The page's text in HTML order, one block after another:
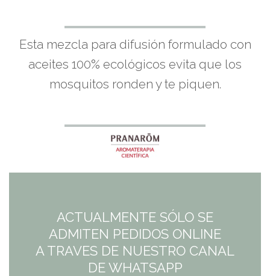
Esta mezcla para difusión formulado con
aceites 100% ecológicos evita que los
mosquitos ronden y te piquen.
ACTUALMENTE SÓLO SE
ADMITEN PEDIDOS ONLINE
A TRAVES DE NUESTRO CANAL
DE WHATSAPP